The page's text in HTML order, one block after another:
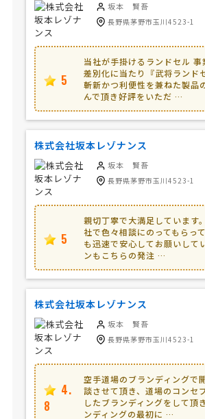
坂本 賢吾
長野県茅野市玉川4523-1
5
当社が手掛けるランドセル 事
差別化に当たり『武将ランド
斬新かつ利便性を兼ねた製品
んで頂き好評をいただ …
株式会社坂本レゾナンス
坂本 賢吾
長野県茅野市玉川4523-1
5
親切丁寧で大満足しています
社で色々相談にのってもらっ
も迅速で安心してお願いして
ンもこちらの発注 …
株式会社坂本レゾナンス
坂本 賢吾
長野県茅野市玉川4523-1
4.
8
空手道場のブランディングで
談させて頂き、道場のコンセ
したブランディングをして頂
ンディングの最初に …